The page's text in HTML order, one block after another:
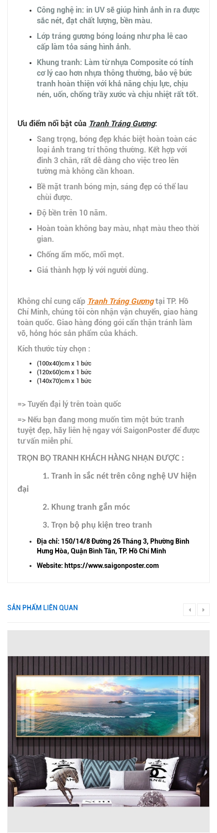
Công nghệ in: in UV sẽ giúp hình ảnh in ra được
sắc nét, đạt chất lượng, bền màu.
Lớp tráng gương bóng loáng như pha lê cao
cấp làm tỏa sáng hình ảnh.
Khung tranh: Làm từ nhựa Composite có tính
cơ lý cao hơn nhựa thông thường, bảo vệ bức
tranh hoàn thiện với khả năng chịu lực, chịu
nén, uốn, chống trầy xước và chịu nhiệt rất tốt.
Ưu điểm nổi bật của Tranh Tráng Gương:
Sang trọng, bóng đẹp khác biệt hoàn toàn các
loại ảnh trang trí thông thường. Kết hợp với
đinh 3 chân, rất dễ dàng cho việc treo lên
tường mà không cần khoan.
Bề mặt tranh bóng mịn, sáng đẹp có thể lau
chùi được.
Độ bền trên 10 năm.
Hoàn toàn không bay màu, nhạt màu theo thời
gian.
Chống ẩm mốc, mối mọt.
Giá thành hợp lý với người dùng.
Không chỉ cung cấp Tranh Tráng Gương tại TP. Hồ
Chí Minh, chúng tôi còn nhận vận chuyển, giao hàng
toàn quốc. Giao hàng đóng gói cẩn thận tránh làm
vỡ, hỏng hóc sản phẩm của khách.
Kích thước tùy chọn :
(100x40)cm x 1 bức
(120x60)cm x 1 bức
(140x70)cm x 1 bức
=> Tuyển đại lý trên toàn quốc
=> Nếu bạn đang mong muốn tìm một bức tranh
tuyệt đẹp, hãy liên hệ ngay với SaigonPoster để được
tư vấn miễn phí.
TRỌN BỘ TRANH KHÁCH HÀNG NHẬN ĐƯỢC :
1. Tranh in sắc nét trên công nghệ UV hiện
đại
2. Khung tranh gắn móc
3. Trọn bộ phụ kiện treo tranh
Địa chỉ: 150/14/8 Đường 26 Tháng 3, Phường Bình
Hưng Hòa, Quận Bình Tân, TP. Hồ Chí Minh
Website: https://www.saigonposter.com
SẢN PHẨM LIÊN QUAN